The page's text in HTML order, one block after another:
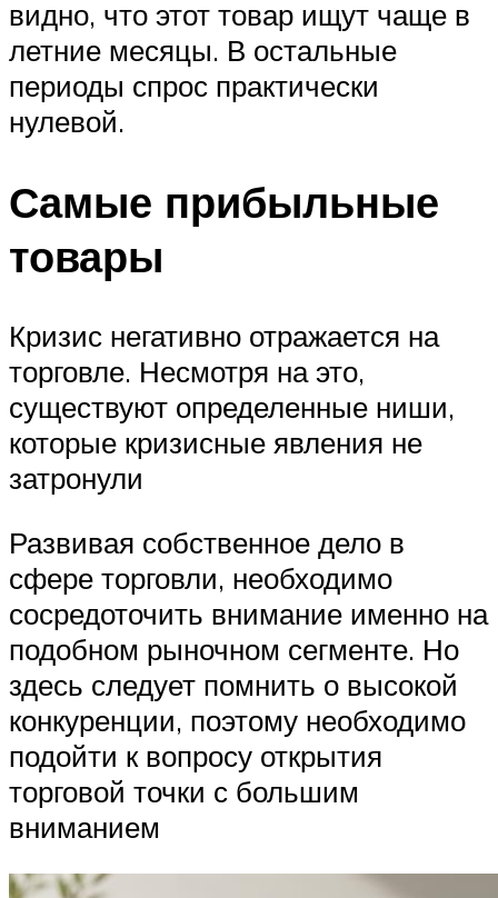
видно, что этот товар ищут чаще в
летние месяцы. В остальные
периоды спрос практически
нулевой.
Самые прибыльные
товары
Кризис негативно отражается на
торговле. Несмотря на это,
существуют определенные ниши,
которые кризисные явления не
затронули
Развивая собственное дело в
сфере торговли, необходимо
сосредоточить внимание именно на
подобном рыночном сегменте. Но
здесь следует помнить о высокой
конкуренции, поэтому необходимо
подойти к вопросу открытия
торговой точки с большим
вниманием